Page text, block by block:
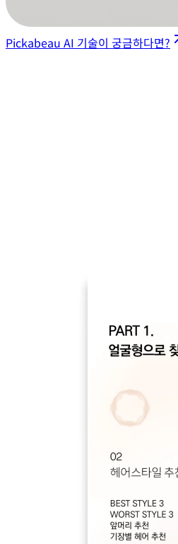
Pickabeau AI 기술이 궁금하다면?